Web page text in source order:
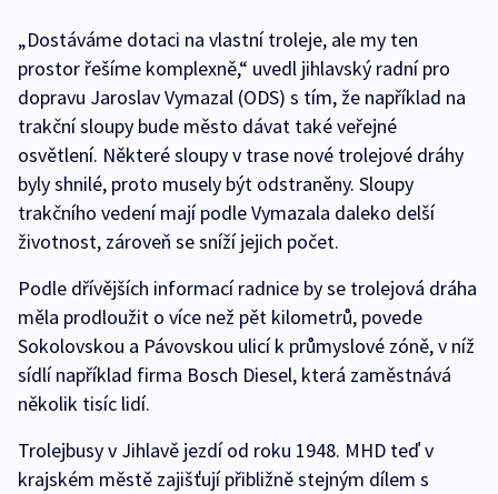
„Dostáváme dotaci na vlastní troleje, ale my ten
prostor řešíme komplexně,“ uvedl jihlavský radní pro
dopravu Jaroslav Vymazal (ODS) s tím, že například na
trakční sloupy bude město dávat také veřejné
osvětlení. Některé sloupy v trase nové trolejové dráhy
byly shnilé, proto musely být odstraněny. Sloupy
trakčního vedení mají podle Vymazala daleko delší
životnost, zároveň se sníží jejich počet.
Podle dřívějších informací radnice by se trolejová dráha
měla prodloužit o více než pět kilometrů, povede
Sokolovskou a Pávovskou ulicí k průmyslové zóně, v níž
sídlí například firma Bosch Diesel, která zaměstnává
několik tisíc lidí.
Trolejbusy v Jihlavě jezdí od roku 1948. MHD teď v
krajském městě zajišťují přibližně stejným dílem s